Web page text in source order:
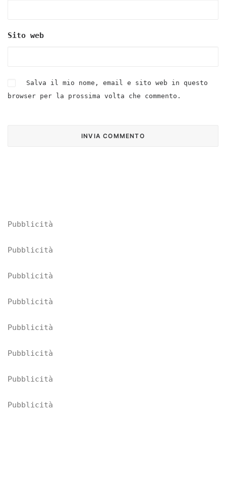
Sito web
Salva il mio nome, email e sito web in questo
browser per la prossima volta che commento.
Pubblicità
Pubblicità
Pubblicità
Pubblicità
Pubblicità
Pubblicità
Pubblicità
Pubblicità